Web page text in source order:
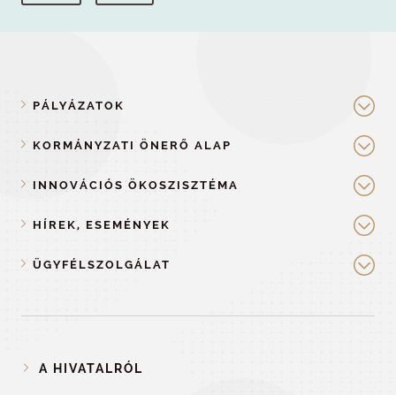
PÁLYÁZATOK
KORMÁNYZATI ÖNERŐ ALAP
INNOVÁCIÓS ÖKOSZISZTÉMA
HÍREK, ESEMÉNYEK
ÜGYFÉLSZOLGÁLAT
A HIVATALRÓL